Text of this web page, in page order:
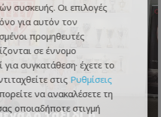
συσκευής. Οι επιλογές
για αυτόν τον
προμηθευτές
σε έννομο
συγκατάθεση· έχετε το
στις Ρυθμίσεις
να ανακαλέσετε τη
οποιαδήποτε στιγμή